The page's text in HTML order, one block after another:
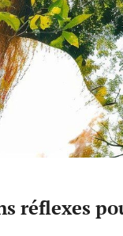
réflexes